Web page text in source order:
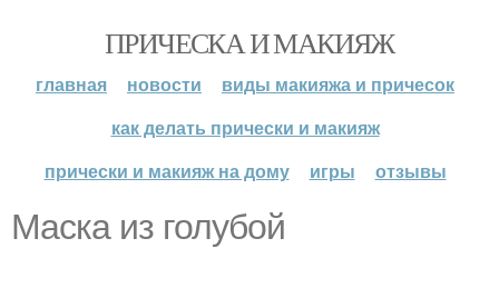
ПРИЧЕСКА И МАКИЯЖ
главная новости
виды макияжа и причесок
как делать прически и макияж
прически и макияж на дому
игры отзывы
Маска из голубой